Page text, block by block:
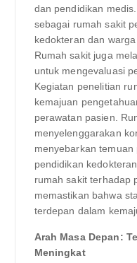
dan pendidikan
sebagai rumah sakit
kedokteran dan
Rumah sakit juga
untuk mengevaluasi
Kegiatan penelitian
kemajuan
perawatan pasien.
menyelenggarakan
menyebarkan
pendidikan
rumah sakit terhadap
memastikan bahwa
terdepan dalam
Arah Masa Depan:
Meningkat